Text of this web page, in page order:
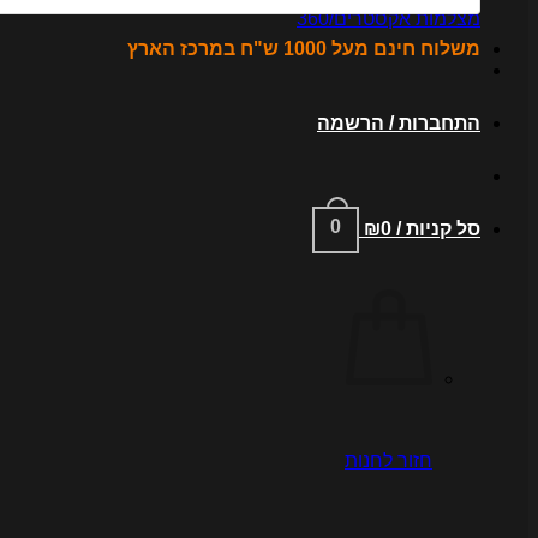
משלוח חינם מעל 1000 ש"ח במרכז הארץ
התחברות / הרשמה
סל קניות / ₪0
0
חזור לחנות
מצלמות אקסטרים/360